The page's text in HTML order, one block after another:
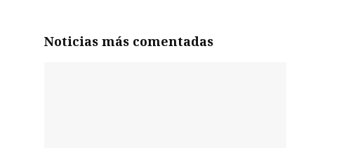
Noticias más comentadas